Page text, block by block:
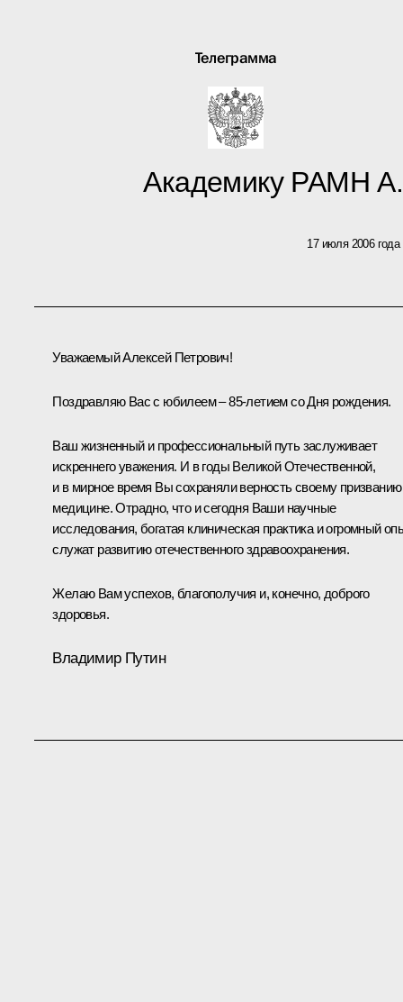
Телеграмма
Академику РАМН
17 июля 2006 года
Уважаемый Алексей Петрович!
Поздравляю Вас с юбилеем – 85-летием со Дня рождения.
Ваш жизненный и профессиональный путь заслуживает
искреннего уважения. И в годы Великой Отечественной,
и в мирное время Вы сохраняли верность своему
медицине. Отрадно, что и сегодня Ваши научные
исследования, богатая клиническая практика и огромный
служат развитию отечественного здравоохранения.
Желаю Вам успехов, благополучия и, конечно, доброго
здоровья.
Владимир Путин